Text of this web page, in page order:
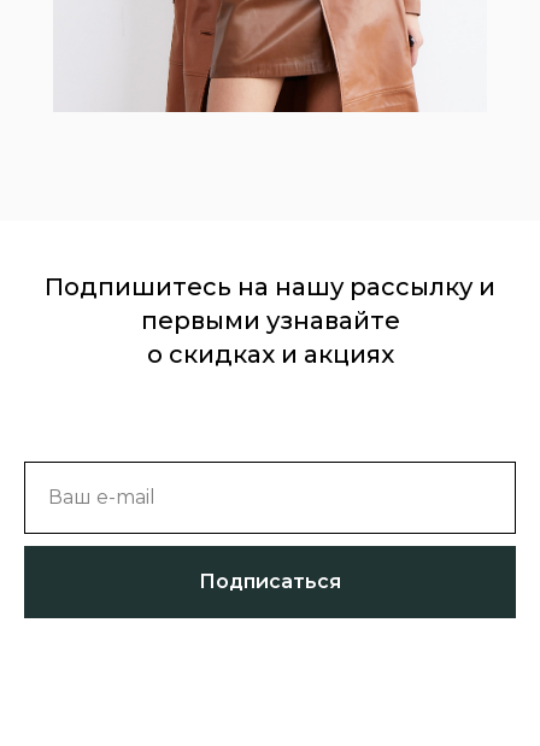
Подпишитесь на нашу рассылку и
первыми узнавайте
о скидках и акциях
Ваш e-mail
Подписаться